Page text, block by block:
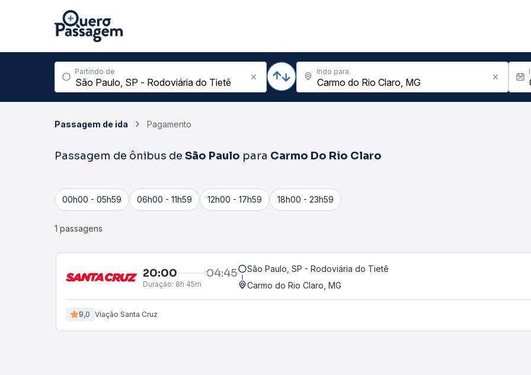
Partindo de Indo para
Passagem de ida Pagamento
Passagem de ônibus de São Paulo para Carmo Do Rio Claro
00h00 - 05h59 06h00 - 11h59 12h00 - 17h59 18h00 - 23h59
1 passagens
20:00 04:45
Duração: 8h 45m
São Paulo, SP - Rodoviária do Tietê
Carmo do Rio Claro, MG
9,0 Viação Santa Cruz